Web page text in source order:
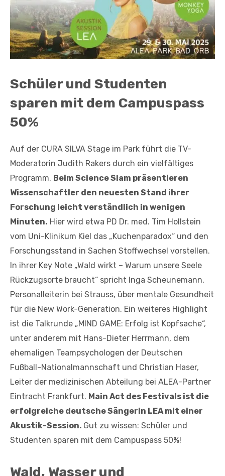
Schüler und Studenten
sparen mit dem Campuspass
50%
Auf der CURA SILVA Stage im Park führt die TV-
Moderatorin Judith Rakers durch ein vielfältiges
Programm. Beim Science Slam präsentieren
Wissenschaftler den neuesten Stand ihrer
Forschung leicht verständlich in wenigen
Minuten. Hier wird etwa PD Dr. med. Tim Hollstein
vom Uni-Klinikum Kiel das „Kuchenparadox“ und den
Forschungsstand in Sachen Stoffwechsel vorstellen.
In ihrer Key Note „Wald wirkt – Warum unsere Seele
Rückzugsorte braucht“ spricht Inga Scheunemann,
Personalleiterin bei Strauss, über mentale Gesundheit
für die New Work-Generation. Ein weiteres Highlight
ist die Talkrunde „MIND GAME: Erfolg ist Kopfsache“,
unter anderem mit Hans-Dieter Herrmann, dem
ehemaligen Teampsychologen der Deutschen
Fußball-Nationalmannschaft und Christian Haser,
Leiter der medizinischen Abteilung bei ALEA-Partner
Eintracht Frankfurt. Main Act des Festivals ist die
erfolgreiche deutsche Sängerin LEA mit einer
Akustik-Session. Gut zu wissen: Schüler und
Studenten sparen mit dem Campuspass 50%!
Wald, Wasser und